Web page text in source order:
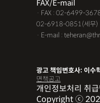
FAX/E-mail
· FAX : 02-6499-
02-6918-0851(세무)
· E-mail :
광고 책임변호사: 이수
면책공고
개인정보처리 취
Copyright ⓒ